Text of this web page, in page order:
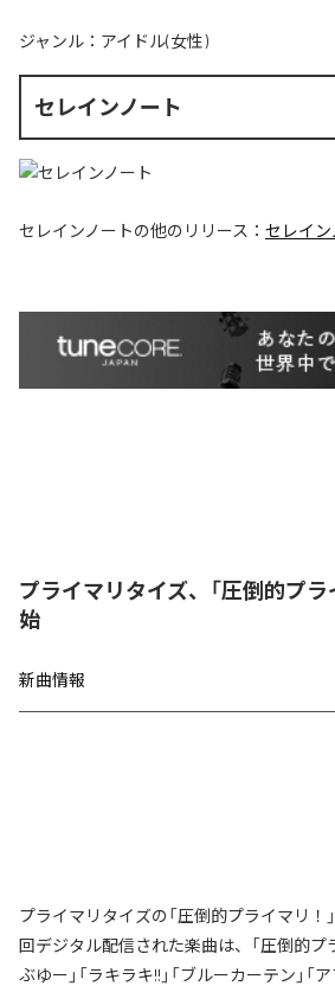
ジャンル： アイドル(女性)
セレインノート
セレインノートの他のリリース： セレイン
プライマリタイズ、「圧倒的プ
始
新曲情報
プライマリタイズの「圧倒的プライマリ！
回デジタル配信された楽曲は、「圧倒的プ
ぶゆー」「ラキラキ!!」「ブルーカーテン」「